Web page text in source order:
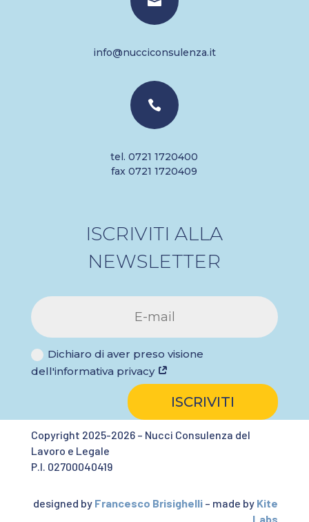
info@nucciconsulenza.it

tel. 0721 1720400
fax 0721 1720409
ISCRIVITI ALLA
NEWSLETTER
Dichiaro di aver preso visione
dell'informativa privacy
ISCRIVITI
Copyright 2025-2026 – Nucci Consulenza del
Lavoro e Legale
P.I. 02700040419
designed by Francesco Brisighelli – made by Kite
Labs